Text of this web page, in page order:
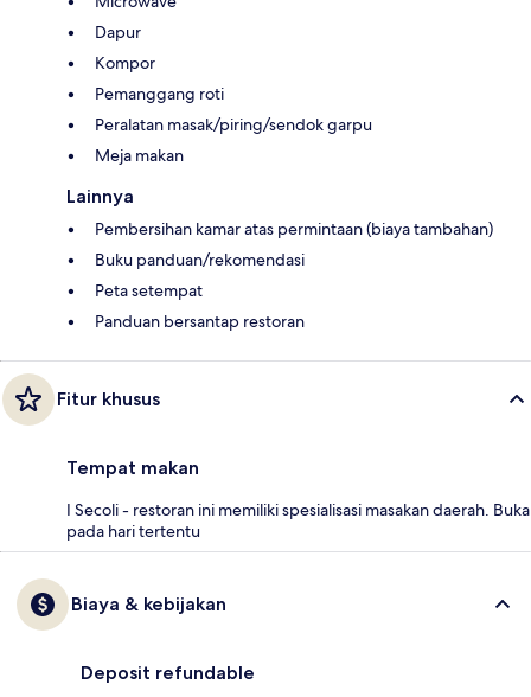
Dapur
Kompor
Pemanggang roti
Peralatan masak/piring/sendok garpu
Meja makan
Lainnya
Pembersihan kamar atas permintaan (biaya tambahan)
Buku panduan/rekomendasi
Peta setempat
Panduan bersantap restoran
Fitur khusus
Tempat makan
I Secoli - restoran ini memiliki spesialisasi masakan daerah. Buka
pada hari tertentu
Biaya & kebijakan
Deposit refundable